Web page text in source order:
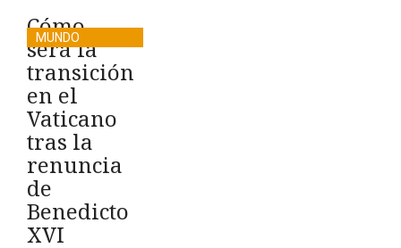
Cómo
será la
transición
en el
Vaticano
tras la
renuncia
de
Benedicto
XVI
MUNDO